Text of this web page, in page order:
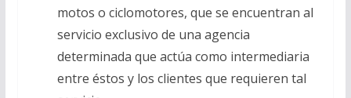
motos o ciclomotores, que se encuentran al
servicio exclusivo de una agencia
determinada que actúa como intermediaria
entre éstos y los clientes que requieren tal